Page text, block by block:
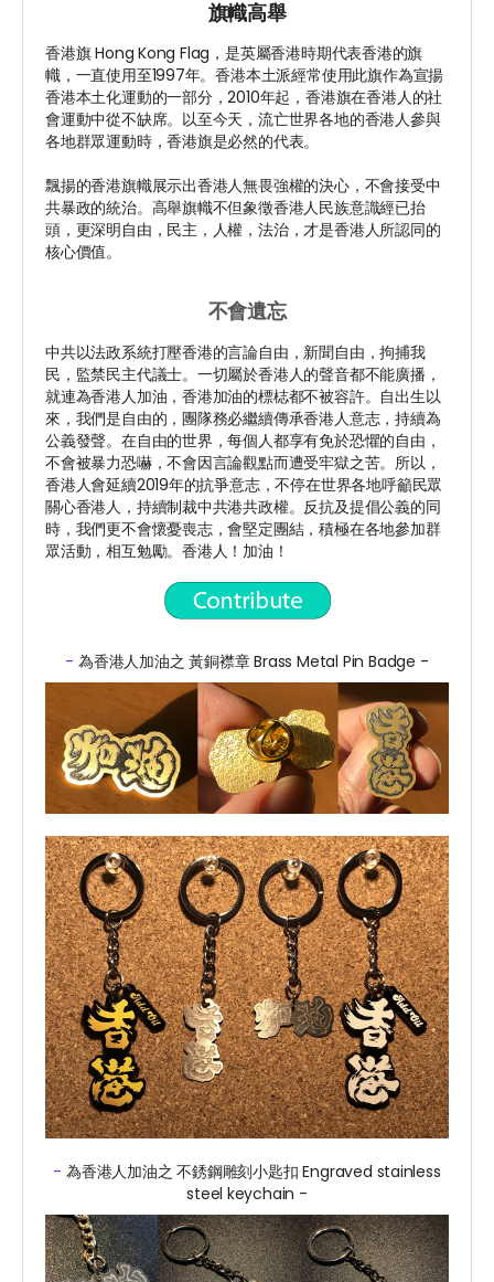
旗幟高舉
香港旗 Hong Kong Flag，是英屬香港時期代表香港的旗
幟，一直使用至1997年。香港本土派經常使用此旗作為宣揚
香港本土化運動的一部分，2010年起，香港旗在香港人的社
會運動中從不缺席。以至今天，流亡世界各地的香港人參與
各地群眾運動時，香港旗是必然的代表。
飄揚的香港旗幟展示出香港人無畏強權的決心，不會接受中
共暴政的統治。高舉旗幟不但象徵香港人民族意識經已抬
頭，更深明自由，民主，人權，法治，才是香港人所認同的
核心價值。
不會遺忘
中共以法政系統打壓香港的言論自由，新聞自由，拘捕我
民，監禁民主代議士。一切屬於香港人的聲音都不能廣播，
就連為香港人加油，香港加油的標梽都不被容許。自出生以
來，我們是自由的，團隊務必繼續傳承香港人意志，持續為
公義發聲。在自由的世界，每個人都享有免於恐懼的自由，
不會被暴力恐嚇，不會因言論觀點而遭受牢獄之苦。所以，
香港人會延續2019年的抗爭意志，不停在世界各地呼籲民眾
關心香港人，持續制裁中共港共政權。反抗及提倡公義的同
時，我們更不會懷憂喪志，會堅定團結，積極在各地參加群
眾活動，相互勉勵。香港人！加油！
-為香港人加油之 黃銅襟章 Brass Metal Pin Badge -
- 為香港人加油之不銹鋼雕刻小匙扣 Engraved stainless
steel keychain -